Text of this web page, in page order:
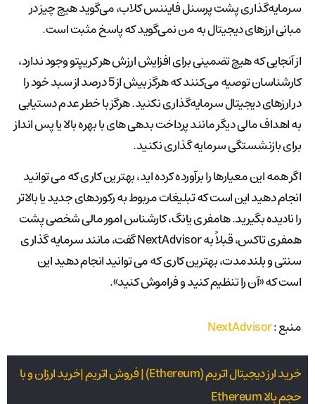
سرمایه‌گذاری پشت پرسنل فایننس کلاب، می‌گوید هیچ چیز در
مبانی ارزهای دیجیتال به من نمی‌گوید که پاسخ مثبت است.
از آنجایی که هیچ تضمینی برای افزایش ارزش هر کریپتو وجود ندارد،
کارشناسان توصیه می‌کنند که هرگز بیش از 5 درصد از سبد خود را
در ارزهای دیجیتال سرمایه‌گذاری نکنید. هرگز با خطر عدم دستیابی
به اهداف مالی دیگر مانند پرداخت بدهی های با بهره بالا یا پس انداز
برای بازنشستگی سرمایه گذاری نکنید.
اگر همه این معیارها را برآورده کرده اید، بهترین کاری که می توانید
انجام دهید این است که تبلیغات مربوط به رکوردهای جدید یا بالاتر
را نادیده بگیرید. هامفری یانگ، کارشناس امور مالی شخصی پشت
همفری تاکس، قبلاً به NextAdvisor گفت، مانند سرمایه گذاری
سنتی و بلندمدت، بهترین کاری که می توانید انجام دهید این
است که «آن را تنظیم کنید و فراموش کنید».
منبع :NextAdvisor
خرید ارز دیجیتال اتریم (Ethereum) | فروش اتریم |خرید ارزان و با
حجم بالا Ethereum